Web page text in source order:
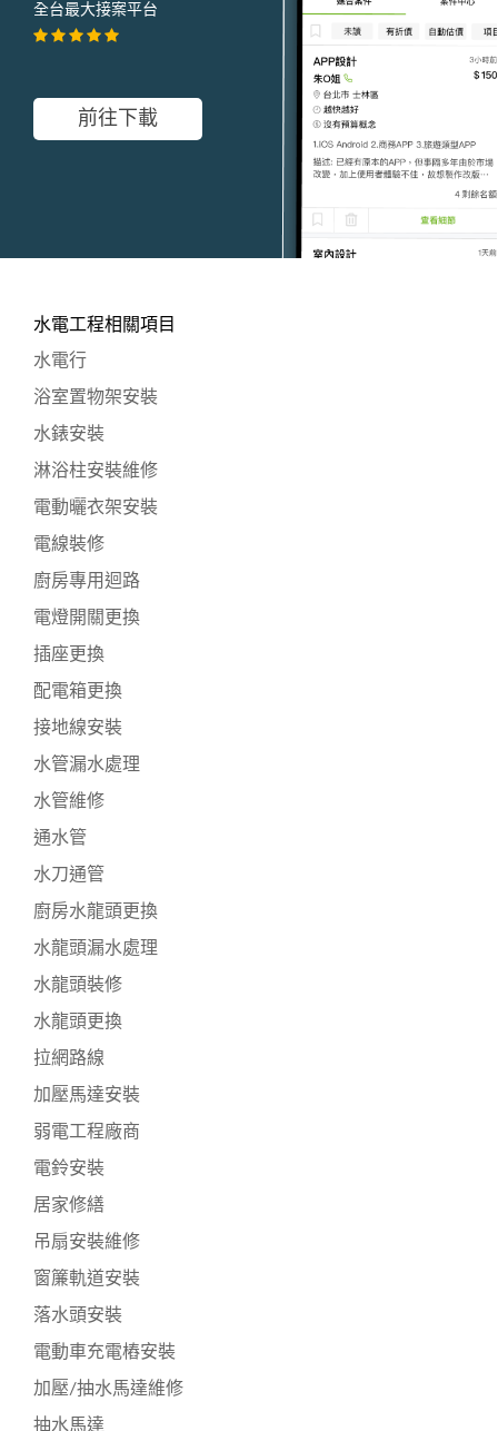
全台最大接案平台
前往下載
水電工程相關項目
水電行
浴室置物架安裝
水錶安裝
淋浴柱安裝維修
電動曬衣架安裝
電線裝修
廚房專用迴路
電燈開關更換
插座更換
配電箱更換
接地線安裝
水管漏水處理
水管維修
通水管
水刀通管
廚房水龍頭更換
水龍頭漏水處理
水龍頭裝修
水龍頭更換
拉網路線
加壓馬達安裝
弱電工程廠商
電鈴安裝
居家修繕
吊扇安裝維修
窗簾軌道安裝
落水頭安裝
電動車充電樁安裝
加壓/抽水馬達維修
抽水馬達